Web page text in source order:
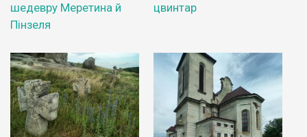
шедевру Меретина й
Пінзеля
цвинтар